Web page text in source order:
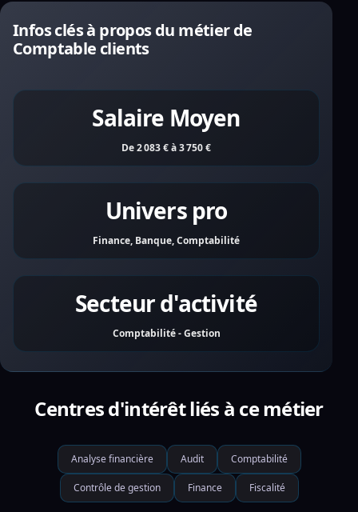
Infos clés à propos du métier de
Comptable clients
Salaire Moyen
De 2 083 € à 3 750 €
Univers pro
Finance, Banque, Comptabilité
Secteur d'activité
Comptabilité - Gestion
Centres d'intérêt liés à ce métier
Analyse financière Audit Comptabilité
Contrôle de gestion Finance Fiscalité